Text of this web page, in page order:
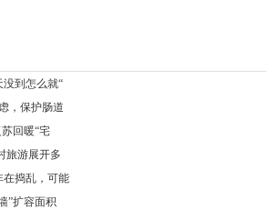
到怎么就“
，保护肠道
回暖“宅
旅游展开多
在捣乱，可能
”扩容面积